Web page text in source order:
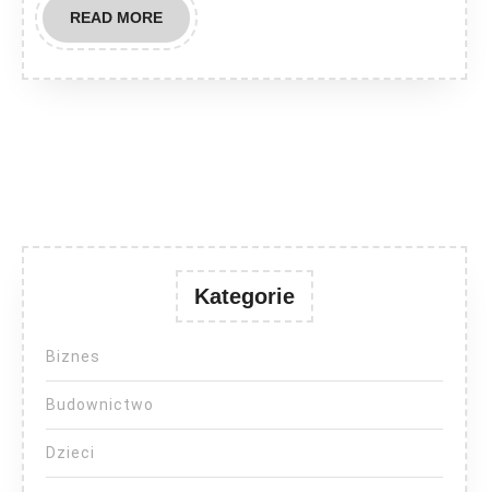
READ MOREREAD
MORE
Kategorie
Biznes
Budownictwo
Dzieci